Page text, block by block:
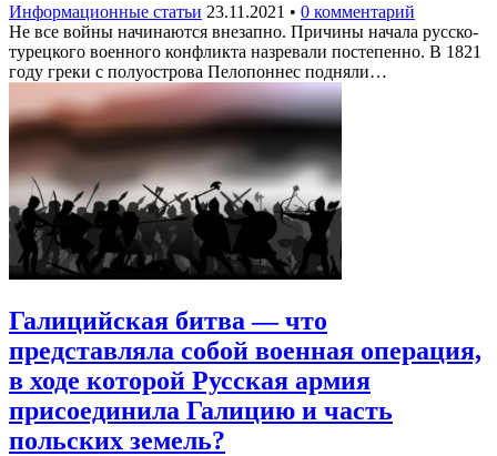
Информационные статьи 23.11.2021 • 0 комментарий
Не все войны начинаются внезапно. Причины начала русско-
турецкого военного конфликта назревали постепенно. В 1821
году греки с полуострова Пелопоннес подняли…
Галицийская битва — что
представляла собой военная операция,
в ходе которой Русская армия
присоединила Галицию и часть
польских земель?